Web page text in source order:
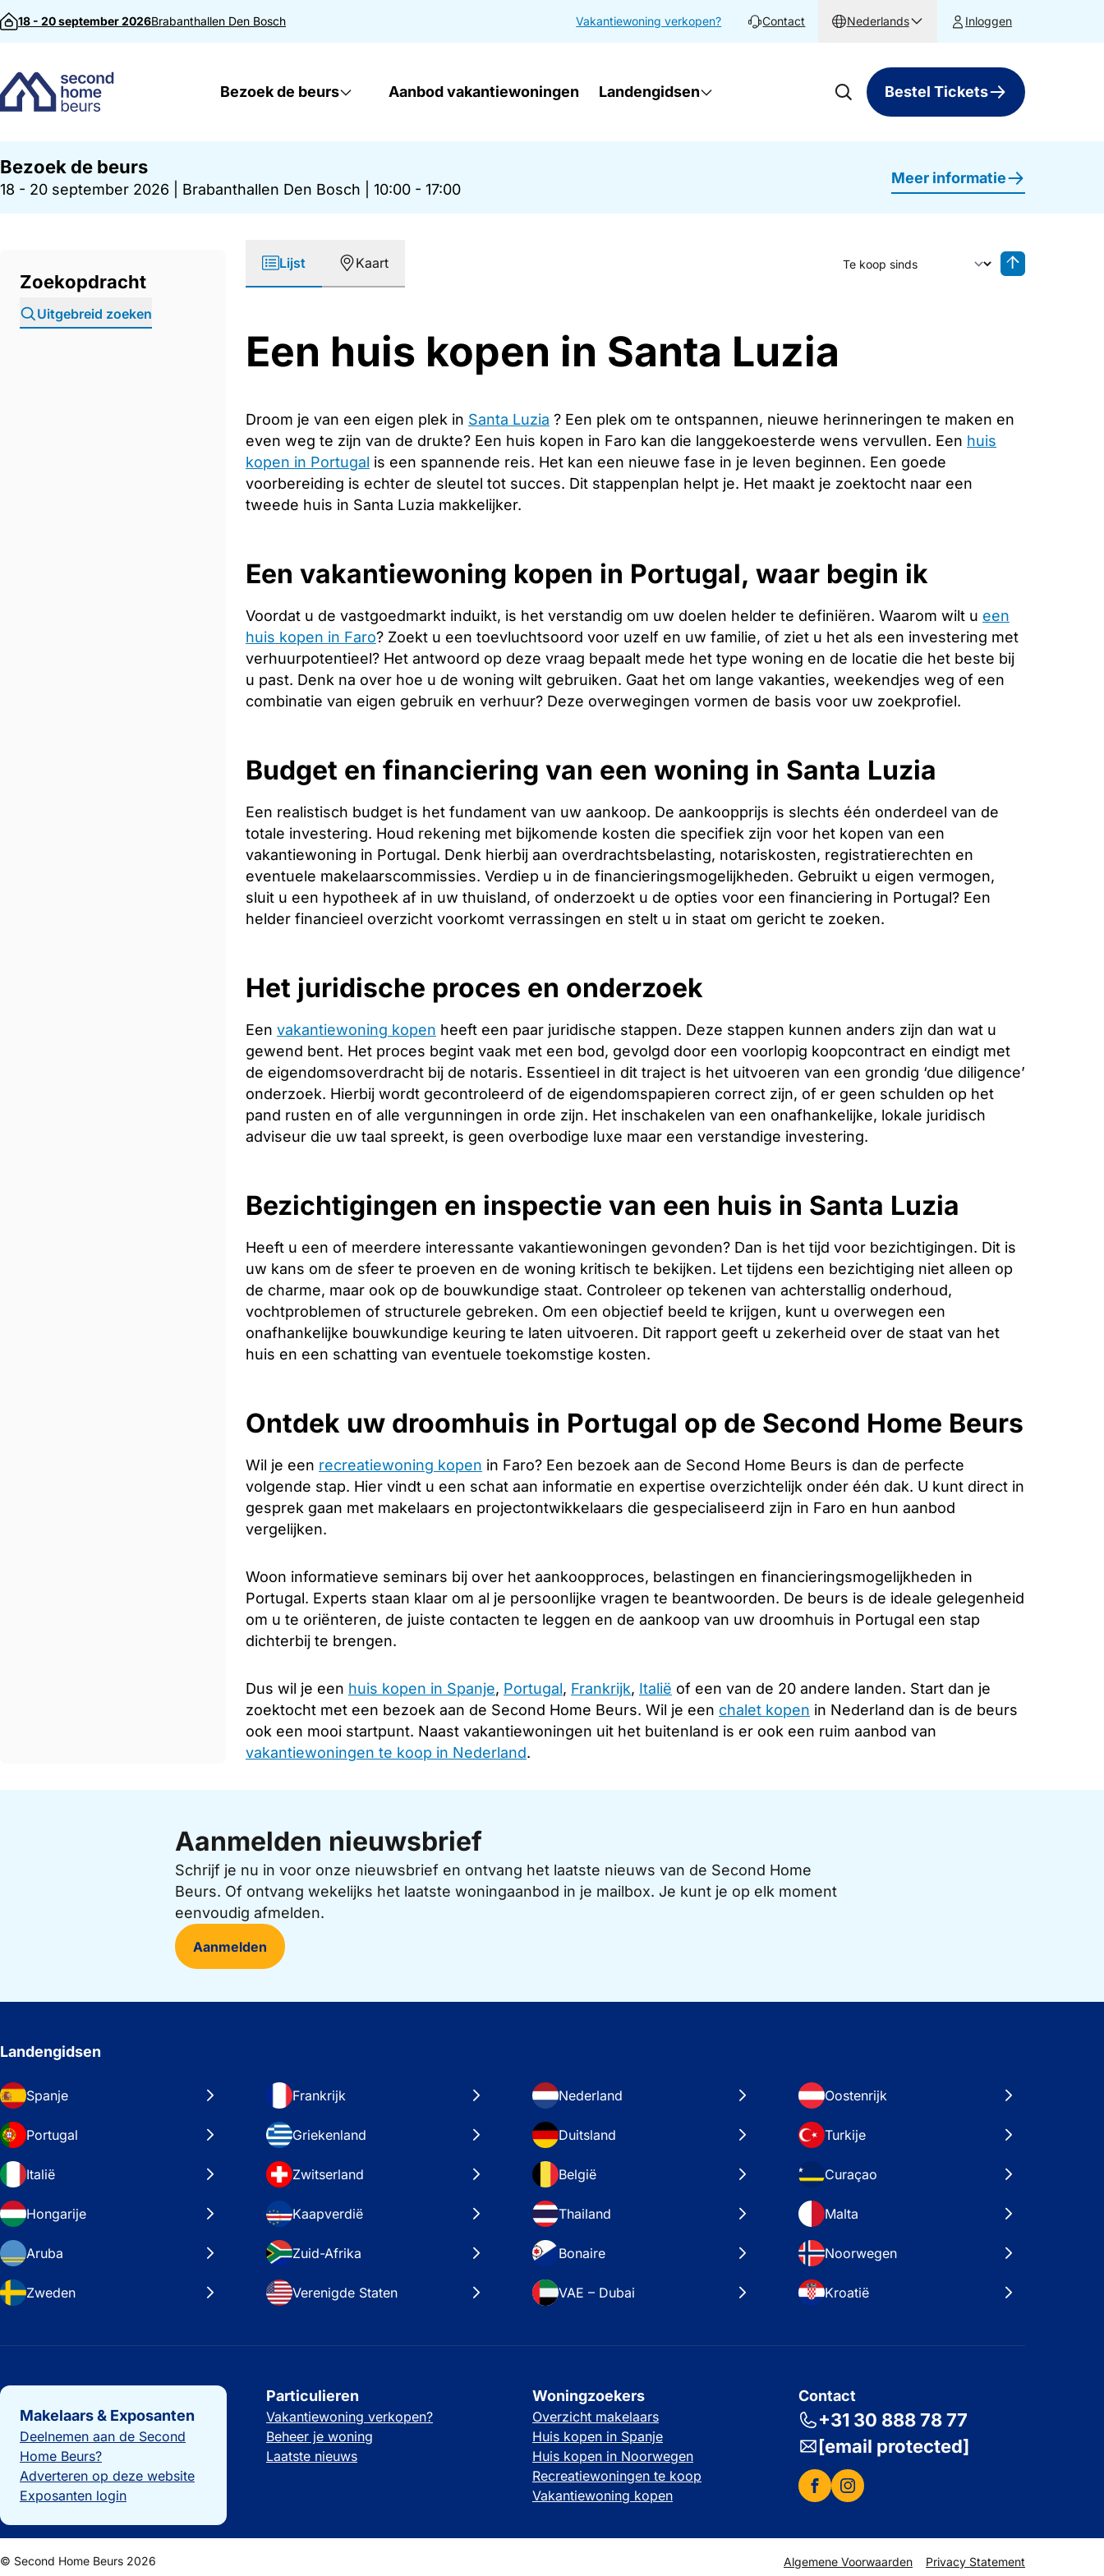
Direct naar inhoud
18 - 20 september 2026Brabanthallen Den Bosch Vakantiewoning verkopen? Contact Nederlands Inloggen
Bezoek de beurs Aanbod vakantiewoningen Landengidsen Bestel Tickets
Bezoek de beurs
18 - 20 september 2026 Brabanthallen Den Bosch 10:00 - 17:00
Meer informatie
Zoekopdracht
Uitgebreid zoeken
Lijst Kaart
Sorteer op
Een huis kopen in Santa Luzia
Droom je van een eigen plek in Santa Luzia ? Een plek om te ontspannen, nieuwe herinneringen te maken en
even weg te zijn van de drukte? Een huis kopen in Faro kan die langgekoesterde wens vervullen. Een huis
kopen in Portugal is een spannende reis. Het kan een nieuwe fase in je leven beginnen. Een goede
voorbereiding is echter de sleutel tot succes. Dit stappenplan helpt je. Het maakt je zoektocht naar een
tweede huis in Santa Luzia makkelijker.
Een vakantiewoning kopen in Portugal, waar begin ik
Voordat u de vastgoedmarkt induikt, is het verstandig om uw doelen helder te definiëren. Waarom wilt u een
huis kopen in Faro? Zoekt u een toevluchtsoord voor uzelf en uw familie, of ziet u het als een investering met
verhuurpotentieel? Het antwoord op deze vraag bepaalt mede het type woning en de locatie die het beste bij
u past. Denk na over hoe u de woning wilt gebruiken. Gaat het om lange vakanties, weekendjes weg of een
combinatie van eigen gebruik en verhuur? Deze overwegingen vormen de basis voor uw zoekprofiel.
Budget en financiering van een woning in Santa Luzia
Een realistisch budget is het fundament van uw aankoop. De aankoopprijs is slechts één onderdeel van de
totale investering. Houd rekening met bijkomende kosten die specifiek zijn voor het kopen van een
vakantiewoning in Portugal. Denk hierbij aan overdrachtsbelasting, notariskosten, registratierechten en
eventuele makelaarscommissies. Verdiep u in de financieringsmogelijkheden. Gebruikt u eigen vermogen,
sluit u een hypotheek af in uw thuisland, of onderzoekt u de opties voor een financiering in Portugal? Een
helder financieel overzicht voorkomt verrassingen en stelt u in staat om gericht te zoeken.
Het juridische proces en onderzoek
Een vakantiewoning kopen heeft een paar juridische stappen. Deze stappen kunnen anders zijn dan wat u
gewend bent. Het proces begint vaak met een bod, gevolgd door een voorlopig koopcontract en eindigt met
de eigendomsoverdracht bij de notaris. Essentieel in dit traject is het uitvoeren van een grondig ‘due diligence’
onderzoek. Hierbij wordt gecontroleerd of de eigendomspapieren correct zijn, of er geen schulden op het
pand rusten en of alle vergunningen in orde zijn. Het inschakelen van een onafhankelijke, lokale juridisch
adviseur die uw taal spreekt, is geen overbodige luxe maar een verstandige investering.
Bezichtigingen en inspectie van een huis in Santa Luzia
Heeft u een of meerdere interessante vakantiewoningen gevonden? Dan is het tijd voor bezichtigingen. Dit is
uw kans om de sfeer te proeven en de woning kritisch te bekijken. Let tijdens een bezichtiging niet alleen op
de charme, maar ook op de bouwkundige staat. Controleer op tekenen van achterstallig onderhoud,
vochtproblemen of structurele gebreken. Om een objectief beeld te krijgen, kunt u overwegen een
onafhankelijke bouwkundige keuring te laten uitvoeren. Dit rapport geeft u zekerheid over de staat van het
huis en een schatting van eventuele toekomstige kosten.
Ontdek uw droomhuis in Portugal op de Second Home Beurs
Wil je een recreatiewoning kopen in Faro? Een bezoek aan de Second Home Beurs is dan de perfecte
volgende stap. Hier vindt u een schat aan informatie en expertise overzichtelijk onder één dak. U kunt direct in
gesprek gaan met makelaars en projectontwikkelaars die gespecialiseerd zijn in Faro en hun aanbod
vergelijken.
Woon informatieve seminars bij over het aankoopproces, belastingen en financieringsmogelijkheden in
Portugal. Experts staan klaar om al je persoonlijke vragen te beantwoorden. De beurs is de ideale gelegenheid
om u te oriënteren, de juiste contacten te leggen en de aankoop van uw droomhuis in Portugal een stap
dichterbij te brengen.
Dus wil je een huis kopen in Spanje, Portugal, Frankrijk, Italië of een van de 20 andere landen. Start dan je
zoektocht met een bezoek aan de Second Home Beurs. Wil je een chalet kopen in Nederland dan is de beurs
ook een mooi startpunt. Naast vakantiewoningen uit het buitenland is er ook een ruim aanbod van
vakantiewoningen te koop in Nederland.
Aanmelden nieuwsbrief
Schrijf je nu in voor onze nieuwsbrief en ontvang het laatste nieuws van de Second Home
Beurs. Of ontvang wekelijks het laatste woningaanbod in je mailbox. Je kunt je op elk moment
eenvoudig afmelden.
Aanmelden
Landengidsen
Spanje Frankrijk Nederland Oostenrijk
Portugal Griekenland Duitsland Turkije
Italië Zwitserland België Curaçao
Hongarije Kaapverdië Thailand Malta
Aruba Zuid-Afrika Bonaire Noorwegen
Zweden Verenigde Staten VAE – Dubai Kroatië
Belangrijke links
Makelaars & Exposanten
Deelnemen aan de Second
Home Beurs?
Adverteren op deze website
Exposanten login
Particulieren
Vakantiewoning verkopen?
Beheer je woning
Laatste nieuws
Woningzoekers
Overzicht makelaars
Huis kopen in Spanje
Huis kopen in Noorwegen
Recreatiewoningen te koop
Vakantiewoning kopen
Contact
+31 30 888 78 77
[email protected]
© Second Home Beurs 2026 Algemene Voorwaarden Privacy Statement